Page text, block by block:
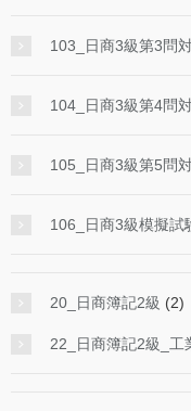
103_日商3級第3問
104_日商3級第4問
105_日商3級第5問
106_日商3級模擬試
20_日商簿記2級 (2)
22_日商簿記2級_工